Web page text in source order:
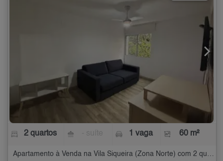
2 quartos 1 vaga 60 m²